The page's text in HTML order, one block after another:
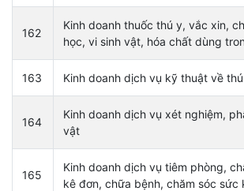
162
Kinh doanh thuốc thú y, vắc xin,
học, vi sinh vật, hóa chất dùng
163 Kinh doanh dịch vụ kỹ thuật về
164
Kinh doanh dịch vụ xét nghiệm,
vật
165
Kinh doanh dịch vụ tiêm phòng,
kê đơn, chữa bệnh, chăm sóc sức